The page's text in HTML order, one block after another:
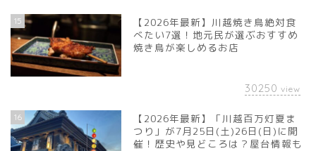
15
【2026年最新】川越焼き鳥絶対食
べたい7選！地元民が選ぶおすすめ
焼き鳥が楽しめるお店
30250 view
16
【2026年最新】「川越百万灯夏ま
つり」が7月25日(土)26日(日)に開
催！歴史や見どころは？屋台情報も